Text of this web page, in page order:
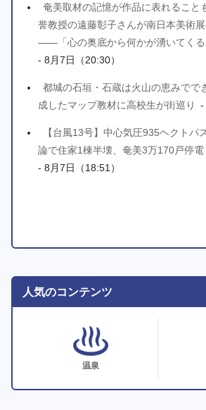
奄美取材の記憶が作品に表れるこ
誉教授の遠藤彰子さんが南日本美術
――「心の奥底から何かが湧いてくる
- 8月7日（20:30）
都城の石垣・石蔵は火山の恵みで
成したマップ教材に高校生が街巡り
-
【台風13号】中心気圧935ヘクト
論で住家1棟半壊、奄美3万170戸停電
- 8月7日（18:51）
人気のコンテンツ
温泉